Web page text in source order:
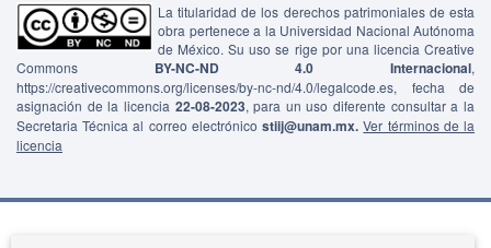
La titularidad de los derechos patrimoniales de esta
obra pertenece a la Universidad Nacional Autónoma
de México. Su uso se rige por una licencia Creative
Commons BY-NC-ND 4.0 Internacional,
https://creativecommons.org/licenses/by-nc-nd/4.0/legalcode.es, fecha de
asignación de la licencia 22-08-2023, para un uso diferente consultar a la
Secretaria Técnica al correo electrónicostiij@unam.mx. Ver términos de la
licencia